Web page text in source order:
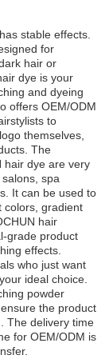
stable effects.
for
hair or
dye is your
and dyeing
offers OEM/ODM
to
themselves,
The
hair dye are very
spa
It can be used to
colors, gradient
hair
grade product
effects.
who just want
ideal choice.
powder
the product
The delivery time
for OEM/ODM is